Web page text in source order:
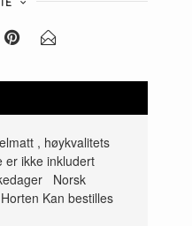
, høykvalitets
ikke inkludert
Norsk
Kan bestilles